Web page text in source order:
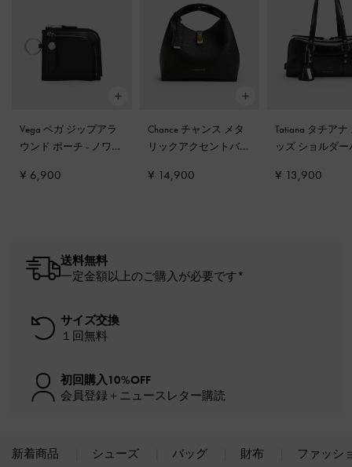
Vega ベガ ジップアラ
ウンド ポーチ - ノワー
¥ 6,900
Chance チャンス メタ
リックアクセントバケ
¥ 14,900
Tatiana タチアナ
ッズ ショルダー
¥ 13,900
送料無料
一定金額以上のご購入が必要です*
サイズ交換
１回無料
初回購入10%OFF
会員登録＋ニュースレター購読
新着商品 シューズ バッグ 財布 ファッシ